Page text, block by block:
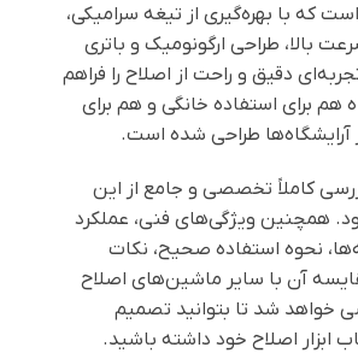
که با بهره‌گیری از تیغه سرامیکی،
بالا، طراحی ارگونومیک و باتری
دقیق و راحت از اصلاح را فراهم
هم برای استفاده خانگی و هم برای
آرایشگاه‌ها طراحی شده است.
کاملاً تخصصی و جامع از این
همچنین ویژگی‌های فنی، عملکرد
نحوه استفاده صحیح، نکات
آن با سایر ماشین‌های اصلاح
خواهد شد تا بتوانید تصمیم
ابزار اصلاح خود داشته باشید.